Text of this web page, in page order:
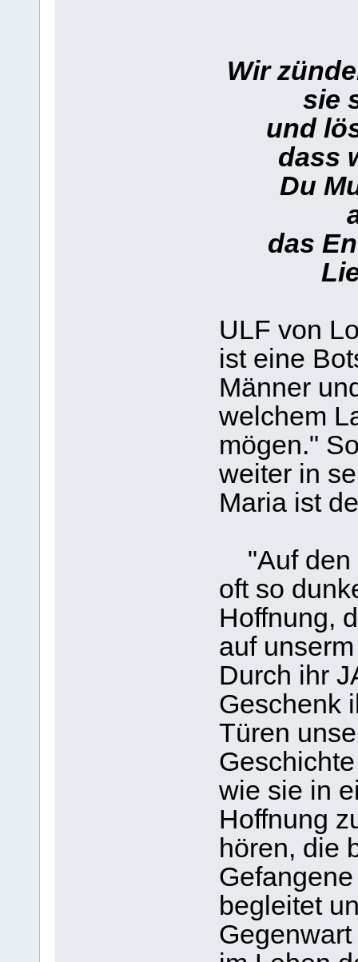
Wir
sie
und
dass
Du
das
ULF von
ist eine
Männer
welchem
mögen."
weiter in
Maria ist
"Auf den
oft so
Hoffnung,
auf
Durch ihr
Geschenk
Türen
wie sie in
Hoffnung
hören, die
begleitet